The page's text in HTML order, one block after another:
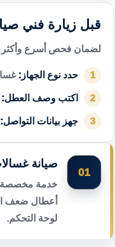
قبل زيارة فني
لضمان فحص أسرع وأكثر
1 حدد نوع الجهاز:
2 اكتب وصف العطل:
3 جهز بيانات التواصل:
01
صيانة
خدمة مخصصة
أعطال ضعف
لوحة التحكم.